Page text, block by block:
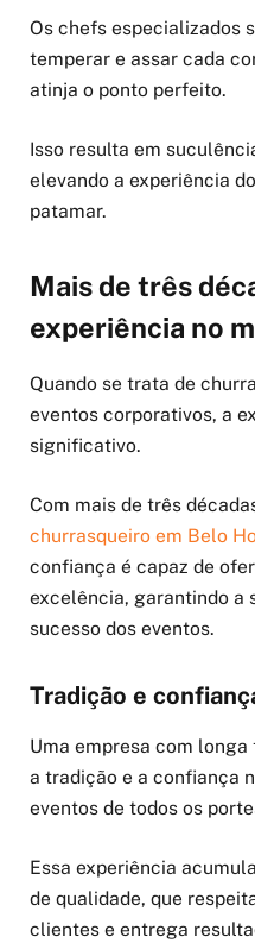
Os chefs especializados
temperar e assar cada
atinja o ponto perfeito.
Isso resulta em
elevando a experiência
patamar.
Mais de três
experiência no
Quando se trata de
eventos corporativos, a
significativo.
Com mais de três
churrasqueiro em Belo
confiança é capaz de
excelência, garantindo a
sucesso dos eventos.
Tradição e
Uma empresa com
a tradição e a confiança
eventos de todos os
Essa experiência
de qualidade, que
clientes e entrega